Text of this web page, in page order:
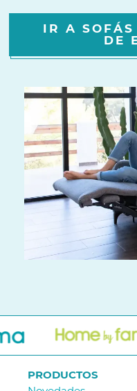
IR A SOFÁS
DE
PRODUCTOS